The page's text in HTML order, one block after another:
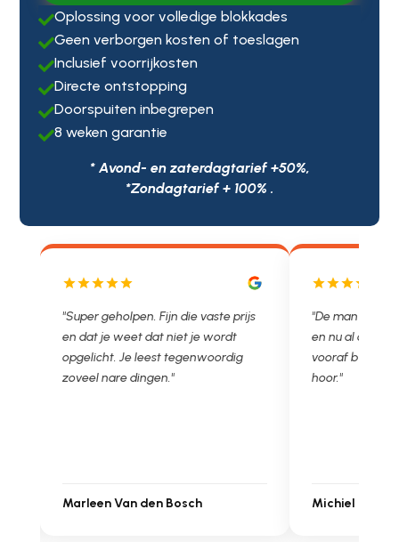
Oplossing voor volledige blokkades
Geen verborgen kosten of toeslagen
Inclusief voorrijkosten
Directe ontstopping
Doorspuiten inbegrepen
8 weken garantie
* Avond- en zaterdagtarief +50%,
*Zondagtarief + 100% .
"De man rijden net weg. 11.00 gebeld
en nu al opgelost voor een vast en
vooraf besproken tarief. Lekker
hoor."
Michiel Uitdenbongerd
"Wat een fijn
met een
je niet zo goed
Ontstoppen.nl
Sarah Touat